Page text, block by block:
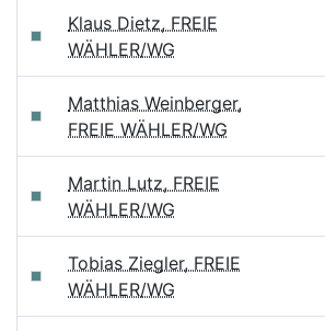
Klaus Dietz, FREIE
WÄHLER/WG
Matthias Weinberger,
FREIE WÄHLER/WG
Martin Lutz, FREIE
WÄHLER/WG
Tobias Ziegler, FREIE
WÄHLER/WG